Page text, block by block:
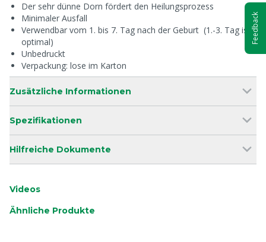
Der sehr dünne Dorn fördert den Heilungsprozess
Minimaler Ausfall
Verwendbar vom 1. bis 7. Tag nach der Geburt (1.-3. Tag ist
optimal)
Unbedruckt
Verpackung: lose im Karton
Zusätzliche Informationen
Spezifikationen
Hilfreiche Dokumente
Videos
Ähnliche Produkte
Feedback